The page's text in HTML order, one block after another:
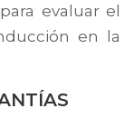
evaluar el
en la